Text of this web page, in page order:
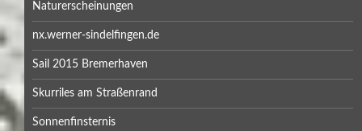
Naturerscheinungen
nx.werner-sindelfingen.de
Sail 2015 Bremerhaven
Skurriles am Straßenrand
Sonnenfinsternis